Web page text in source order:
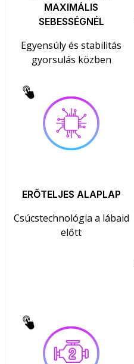
MAXIMÁLIS
SEBESSÉGNÉL
Egyensúly és stabilitás
gyorsulás közben
ERŐTELJES ALAPLAP
Csúcstechnológia a lábaid
előtt